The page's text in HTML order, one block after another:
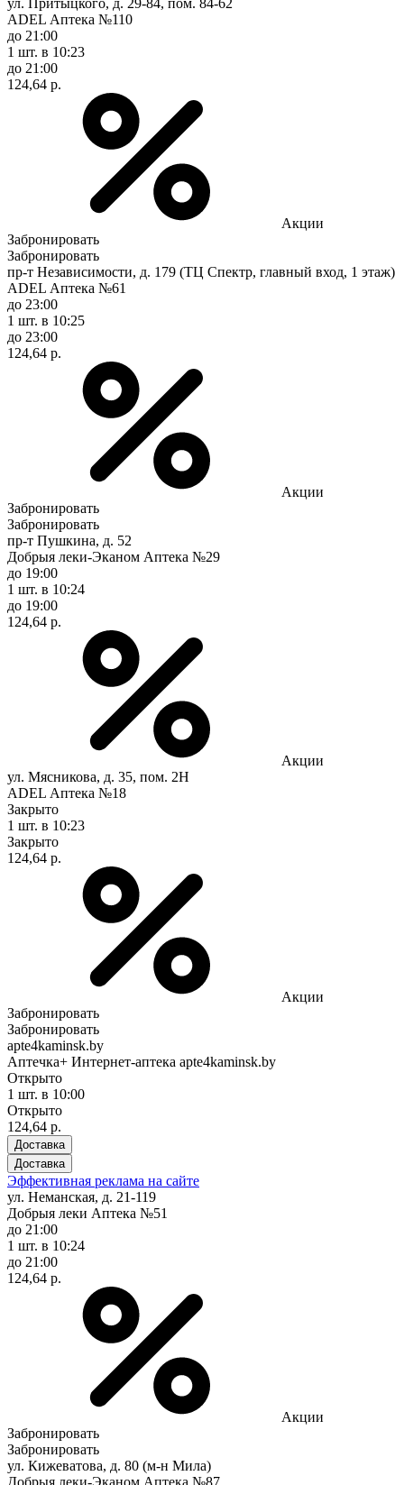
ADEL Аптека №110
до 21:00
1 шт. в 10:23
до 21:00
124,64 р.
Акции
Забронировать
Забронировать
пр-т Независимости, д. 179 (ТЦ Спектр, главный вход, 1 этаж)
ADEL Аптека №61
до 23:00
1 шт. в 10:25
до 23:00
124,64 р.
Акции
Забронировать
Забронировать
пр-т Пушкина, д. 52
Добрыя леки-Эканом Аптека №29
до 19:00
1 шт. в 10:24
до 19:00
124,64 р.
Акции
ул. Мясникова, д. 35, пом. 2Н
ADEL Аптека №18
Закрыто
1 шт. в 10:23
Закрыто
124,64 р.
Акции
Забронировать
Забронировать
apte4kaminsk.by
Аптечка+ Интернет-аптека apte4kaminsk.by
Открыто
1 шт. в 10:00
Открыто
124,64 р.
Доставка
Доставка
Эффективная реклама на сайте
ул. Неманская, д. 21-119
Добрыя леки Аптека №51
до 21:00
1 шт. в 10:24
до 21:00
124,64 р.
Акции
Забронировать
Забронировать
ул. Кижеватова, д. 80 (м-н Мила)
Добрыя леки-Эканом Аптека №87